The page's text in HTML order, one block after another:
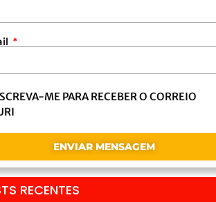
ME PARA RECEBER O CORREIO
ENVIAR MENSAGEM
RECENTES